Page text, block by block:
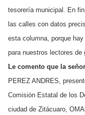
tesorería municipal. En
las calles con datos
esta columna, porque
para nuestros lectores
Le comento que la
PEREZ ANDRES,
Comisión Estatal de los
ciudad de Zitácuaro,